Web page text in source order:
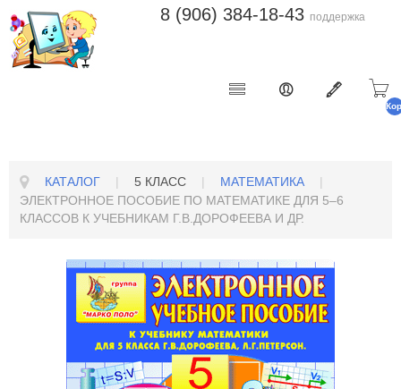
8 (906) 384-18-43 поддержка
КАТАЛОГ | 5 КЛАСС | МАТЕМАТИКА
|
ЭЛЕКТРОННОЕ ПОСОБИЕ ПО МАТЕМАТИКЕ ДЛЯ 5–6
КЛАССОВ К УЧЕБНИКАМ Г.В.ДОРОФЕЕВА И ДР.